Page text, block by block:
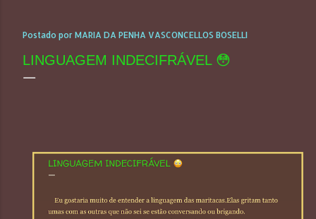
Postado por MARIA DA PENHA VASCONCELLOS BOSELLI
LINGUAGEM INDECIFRÁVEL 😳